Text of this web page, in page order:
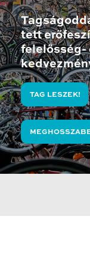
tett
felelősség-
TAG LESZEK!